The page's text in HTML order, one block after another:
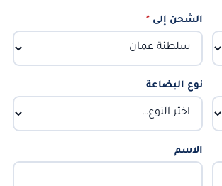
الشحن إلى *
نوع البضاعة
الاسم